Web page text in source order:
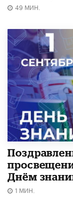
49 МИН.
Днём
1 МИН.